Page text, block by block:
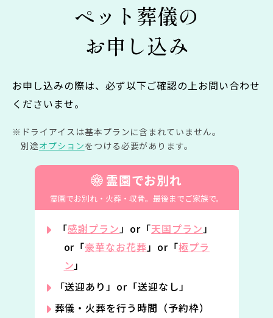
ペット葬儀の
お申し込み
お申し込みの際は、必ず以下ご確認の上お問い合わせ
くださいませ。
ドライアイスは基本プランに含まれていません。
別途オプションをつける必要があります。
霊園でお別れ
霊園でお別れ・火葬・収骨。 最後までご家族で。
「感謝プラン」or「天国プラン」
or「豪華なお花葬」or「極プラ
ン」
「送迎あり」or「送迎なし」
葬儀・火葬を行う時間（予約枠）